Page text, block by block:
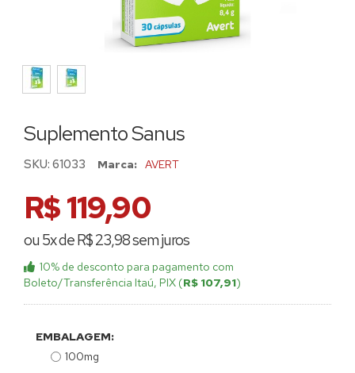
Suplemento Sanus
SKU: 61033 Marca: AVERT
R$ 119,90
ou 5x de R$ 23,98 sem juros
10% de desconto para pagamento com
Boleto/Transferência Itaú, PIX (R$ 107,91)
EMBALAGEM:
100mg